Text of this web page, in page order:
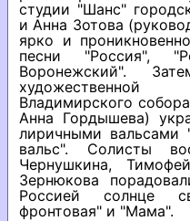
студии "Шанс"
и Анна Зотова
ярко и
песни "Россия",
Воронежский".
Владимирского
Анна Гордышева)
лиричными
вальс". Солисты
Чернушкина,
Зернюкова
Россией солнце
фронтовая" и "Мама".